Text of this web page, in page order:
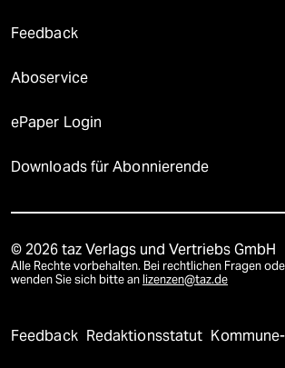
Feedback
Aboservice
ePaper Login
Downloads für Abonnierende
© 2026 taz Verlags und Vertriebs GmbH
Alle Rechte vorbehalten. Bei rechtlichen Fragen
wenden Sie sich bitte an lizenzen@taz.de
Feedback Redaktionsstatut